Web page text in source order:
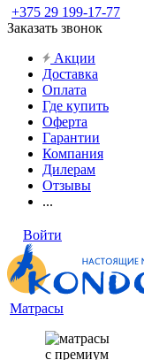
+375 29 199-17-77
Заказать звонок
Акции
Доставка
Оплата
Где купить
Оферта
Гарантии
Компания
Дилерам
Отзывы
...
Войти
Матрасы